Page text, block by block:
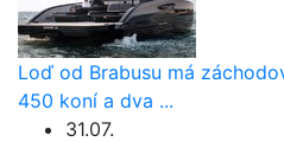
Loď od Brabusu má
450 koní a dva ...
31.07.